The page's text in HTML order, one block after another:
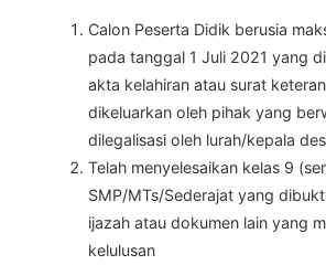
Calon Peserta Didik berusia
pada tanggal 1 Juli 2021 yang
akta kelahiran atau surat
dikeluarkan oleh pihak yang
dilegalisasi oleh lurah/kepala
Telah menyelesaikan kelas 9
SMP/MTs/Sederajat yang
ijazah atau dokumen lain yang
kelulusan